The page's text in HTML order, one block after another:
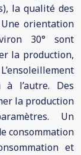
la qualité des
orientation
30° sont
la production,
à l’autre. Des
la production
Un
consommation
et